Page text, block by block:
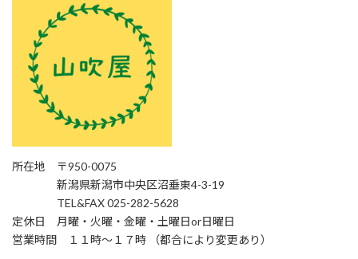
所在地 〒950-0075
新潟県新潟市中央区沼垂東4-3-19
TEL&FAX 025-282-5628
定休日 月曜・火曜・金曜・土曜日or日曜日
営業時間 １１時〜１７時 （都合により変更あり）